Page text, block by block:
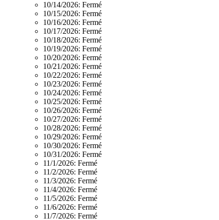
10/14/2026: Fermé
10/15/2026: Fermé
10/16/2026: Fermé
10/17/2026: Fermé
10/18/2026: Fermé
10/19/2026: Fermé
10/20/2026: Fermé
10/21/2026: Fermé
10/22/2026: Fermé
10/23/2026: Fermé
10/24/2026: Fermé
10/25/2026: Fermé
10/26/2026: Fermé
10/27/2026: Fermé
10/28/2026: Fermé
10/29/2026: Fermé
10/30/2026: Fermé
10/31/2026: Fermé
11/1/2026: Fermé
11/2/2026: Fermé
11/3/2026: Fermé
11/4/2026: Fermé
11/5/2026: Fermé
11/6/2026: Fermé
11/7/2026: Fermé